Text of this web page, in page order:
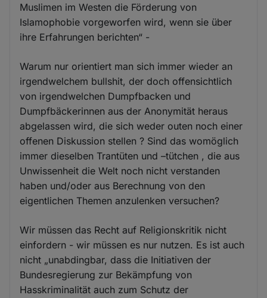
Muslimen im Westen die Förderung von
Islamophobie vorgeworfen wird, wenn sie über
ihre Erfahrungen berichten“ -
Warum nur orientiert man sich immer wieder an
irgendwelchem bullshit, der doch offensichtlich
von irgendwelchen Dumpfbacken und
Dumpfbäckerinnen aus der Anonymität heraus
abgelassen wird, die sich weder outen noch einer
offenen Diskussion stellen ? Sind das womöglich
immer dieselben Trantüten und –tütchen , die aus
Unwissenheit die Welt noch nicht verstanden
haben und/oder aus Berechnung von den
eigentlichen Themen anzulenken versuchen?
Wir müssen das Recht auf Religionskritik nicht
einfordern - wir müssen es nur nutzen. Es ist auch
nicht „unabdingbar, dass die Initiativen der
Bundesregierung zur Bekämpfung von
Hasskriminalität auch zum Schutz der